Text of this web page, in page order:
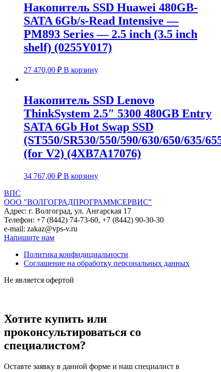
Накопитель SSD Huawei 480GB-
SATA 6Gb/s-Read Intensive —
PM893 Series — 2.5 inch (3.5 inch
shelf) (0255Y017)
27 470,00 ₽ В корзину
Накопитель SSD Lenovo
ThinkSystem 2.5″ 5300 480GB Entry
SATA 6Gb Hot Swap SSD
(ST550/SR530/550/590/630/650/635/
(for V2) (4XB7A17076)
34 767,00 ₽ В корзину
ВПС
ООО "ВОЛГОГРАДПРОГРАММСЕРВИС"
Адрес: г. Волгоград, ул. Ангарская 17
Телефон: +7 (8442) 74-73-60, +7 (8442) 90-30-30
e-mail: zakaz@vps-v.ru
Напишите нам
Политика конфидициальности
Соглашение на обработку персональных данных
Не является офертой
Хотите купить или
проконсультироваться со
специалистом?
Оставте заявку в данной форме и наш специалист в